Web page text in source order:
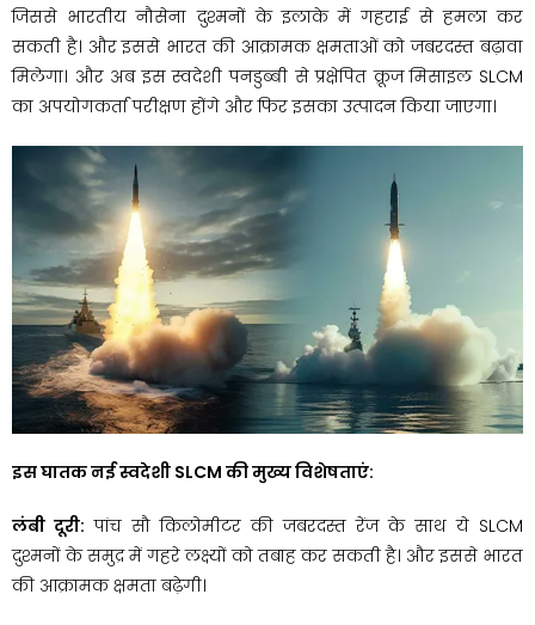
जिससे भारतीय नौसेना दुश्मनों के इलाके में गहराई से हमला कर
सकती है। और इससे भारत की आक्रामक क्षमताओं को जबरदस्त बढ़ावा
मिलेगा। और अब इस स्वदेशी पनडुब्बी से प्रक्षेपित क्रूज मिसाइल SLCM
का अपयोगकर्ता परीक्षण होंगे और फिर इसका उत्पादन किया जाएगा।
इस घातक नई स्वदेशी SLCM की मुख्य विशेषताएं:
लंबी दूरी: पांच सौ किलोमीटर की जबरदस्त रेंज के साथ ये SLCM
दुश्मनों के समुद्र में गहरे लक्ष्यों को तबाह कर सकती है। और इससे भारत
की आक्रामक क्षमता बढ़ेगी।